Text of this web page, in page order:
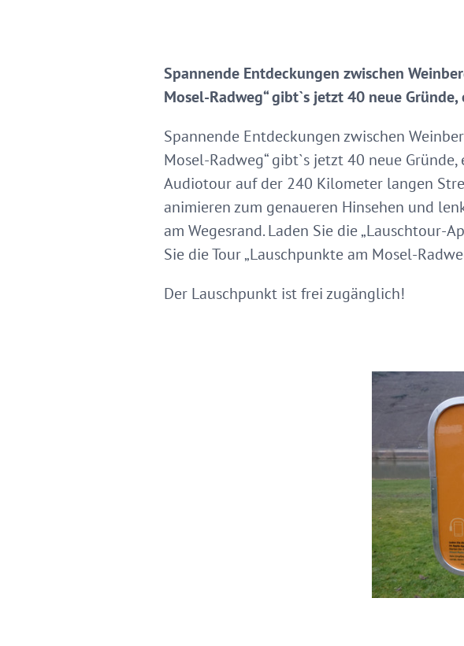
Spannende Entdeckungen zwischen
Mosel-Radweg“ gibt`s jetzt 40 neue
Spannende Entdeckungen zwischen
Mosel-Radweg“ gibt`s jetzt 40 neue
Audiotour auf der 240 Kilometer langen
animieren zum genaueren Hinsehen und
am Wegesrand. Laden Sie die „Lauschtour-
Sie die Tour „Lauschpunkte am Mosel-
Der Lauschpunkt ist frei zugänglich!